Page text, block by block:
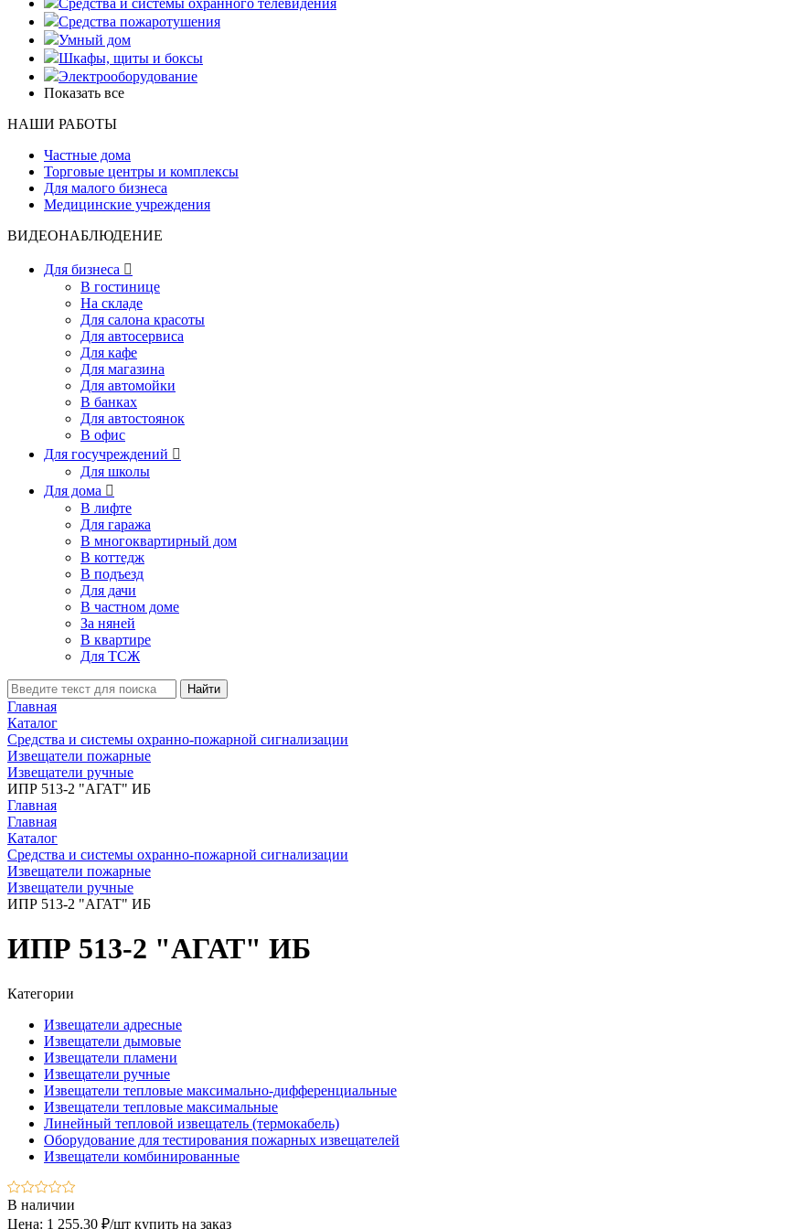
Средства и системы охранного телевидения
Средства пожаротушения
Умный дом
Шкафы, щиты и боксы
Электрооборудование
Показать все
НАШИ РАБОТЫ
Частные дома
Торговые центры и комплексы
Для малого бизнеса
Медицинские учреждения
ВИДЕОНАБЛЮДЕНИЕ
Для бизнеса 
В гостинице
На складе
Для салона красоты
Для автосервиса
Для кафе
Для магазина
Для автомойки
В банках
Для автостоянок
В офис
Для госучреждений 
Для школы
Для дома 
В лифте
Для гаража
В многоквартирный дом
В коттедж
В подъезд
Для дачи
В частном доме
За няней
В квартире
Для ТСЖ
Найти
Главная
Каталог
Средства и системы охранно-пожарной сигнализации
Извещатели пожарные
Извещатели ручные
ИПР 513-2 "АГАТ" ИБ
Главная
Главная
Каталог
Средства и системы охранно-пожарной сигнализации
Извещатели пожарные
Извещатели ручные
ИПР 513-2 "АГАТ" ИБ
ИПР 513-2 "АГАТ" ИБ
Категории
Извещатели адресные
Извещатели дымовые
Извещатели пламени
Извещатели ручные
Извещатели тепловые максимально-дифференциальные
Извещатели тепловые максимальные
Линейный тепловой извещатель (термокабель)
Оборудование для тестирования пожарных извещателей
Извещатели комбинированные
В наличии
Цена: 1 255.30 ₽/шт купить на заказ